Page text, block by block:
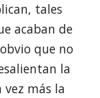
tales
acaban de
que no
la
más la